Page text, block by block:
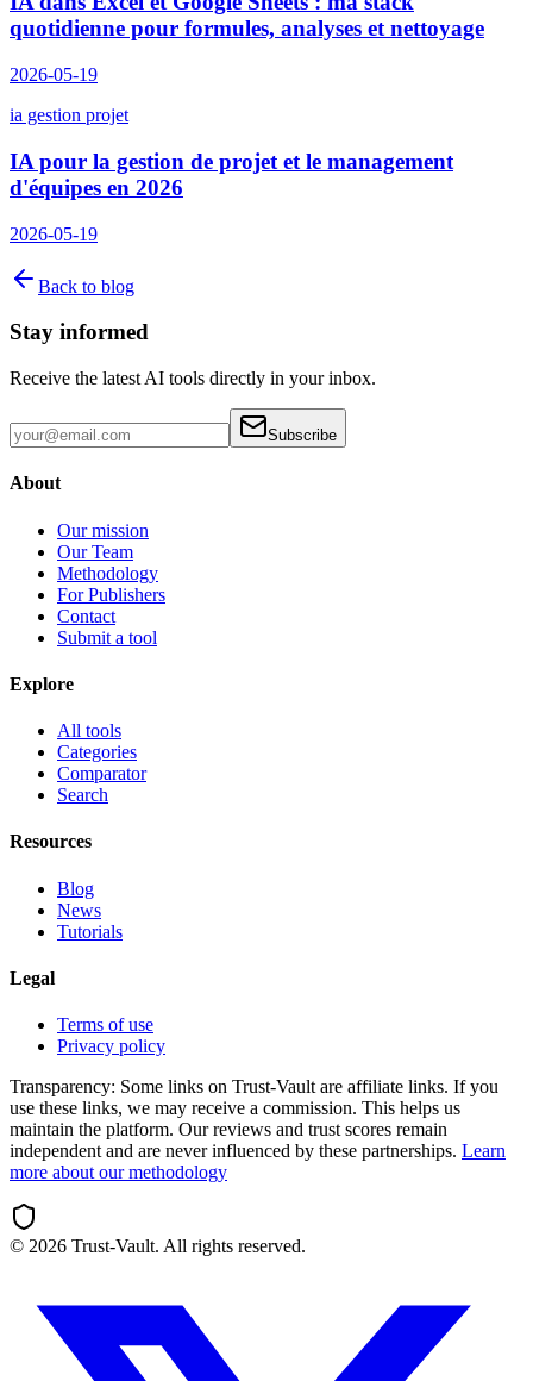
quotidienne pour formules, analyses et nettoyage
2026-05-19
ia gestion projet
IA pour la gestion de projet et le management
d'équipes en 2026
2026-05-19
Back to blog
Stay informed
Receive the latest AI tools directly in your inbox.
Subscribe
About
Our mission
Our Team
Methodology
For Publishers
Contact
Submit a tool
Explore
All tools
Categories
Comparator
Search
Resources
Blog
News
Tutorials
Legal
Terms of use
Privacy policy
Transparency: Some links on Trust-Vault are affiliate links. If you
use these links, we may receive a commission. This helps us
maintain the platform. Our reviews and trust scores remain
independent and are never influenced by these partnerships. Learn
more about our methodology
© 2026 Trust-Vault. All rights reserved.